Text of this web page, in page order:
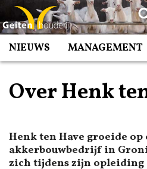
Spring
naar
inhoud
NIEUWS MANAGEMENT
Over Henk
Henk ten Have groeide op
akkerbouwbedrijf in
zich tijdens zijn opleiding